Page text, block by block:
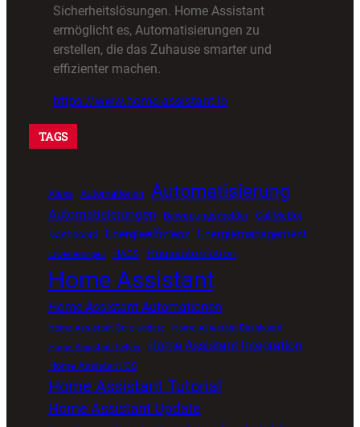
Sicherheitslösungen. Home Assistant
ermöglicht es, Automatisierungen zu
erstellen, die das Zuhause smarter und
effizienter machen.
https://www.home-assistant.io
TAGS
Alexa Automationen Automatisierung
Automatisierungen Bewegungsmelder CallMeBot
Dashboard
Energieeffizienz Energiemanagement
Erweiterungen HACS Hausautomation
Home Assistant
Home Assistant Automationen
Home Assistant Core Update
Home Assistant Dashboard
Home Assistant Fehler
Home Assistant Integration
Home Assistant OS
Home Assistant Tutorial
Home Assistant Update